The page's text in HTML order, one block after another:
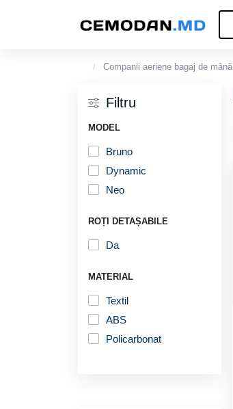
Companii aeriene bagaj de mână
Filtru
MODEL
Bruno
Dynamic
Neo
ROȚI DETAȘABILE
Da
MATERIAL
Textil
ABS
Policarbonat